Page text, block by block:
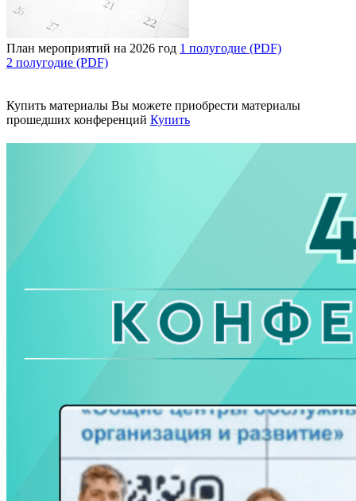
План мероприятий на 2026 год 1 полугодие (PDF)
2 полугодие (PDF)
Купить материалы Вы можете приобрести материалы
прошедших конференций Купить